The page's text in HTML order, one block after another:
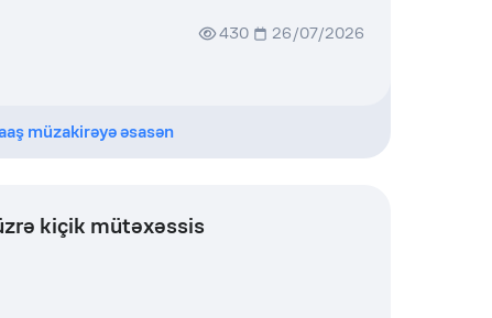
430 26/07/2026
müzakirəyə əsasən
kiçik mütəxəssis